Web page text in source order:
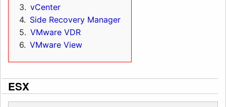
3
vCenter
4
Side Recovery Manager
5
VMware VDR
6 VMware View
ESX